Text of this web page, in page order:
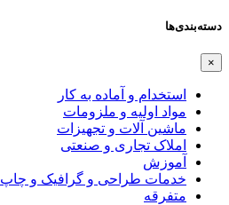
دسته‌بندی‌ها
×
استخدام و آماده به کار
مواد اولیه و ملزومات
ماشین آلات و تجهیزات
املاک تجاری و صنعتی
آموزش
خدمات طراحی و گرافیک و چاپ
متفرقه